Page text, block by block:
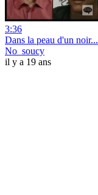
3:36
Dans la peau d'un noir...
No_soucy
il y a 19 ans